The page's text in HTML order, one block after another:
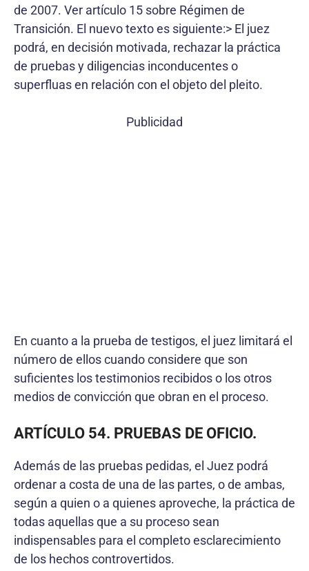
de 2007. Ver artículo 15 sobre Régimen de
Transición. El nuevo texto es siguiente:> El juez
podrá, en decisión motivada, rechazar la práctica
de pruebas y diligencias inconducentes o
superfluas en relación con el objeto del pleito.
Publicidad
En cuanto a la prueba de testigos, el juez limitará el
número de ellos cuando considere que son
suficientes los testimonios recibidos o los otros
medios de convicción que obran en el proceso.
ARTÍCULO 54. PRUEBAS DE OFICIO.
Además de las pruebas pedidas, el Juez podrá
ordenar a costa de una de las partes, o de ambas,
según a quien o a quienes aproveche, la práctica de
todas aquellas que a su proceso sean
indispensables para el completo esclarecimiento
de los hechos controvertidos.